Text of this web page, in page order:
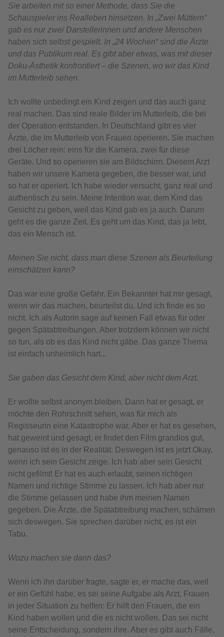
Sie arbeiten mit so einer Methode, dass Sie die
Schauspieler ins Realleben hinsetzen. In „Zwei Müttern“
gab es nur zwei Darstellerinnen und andere Menschen
haben sich selbst gespielt. In „24 Wochen“ sind die Ärzte
und das Publikum real. Es gibt aber etwas, was mit dieser
Doku-Ästhetik konfrontiert – die Szenen, wo wir das Kind
im Mutterleib sehen.
Ich wollte unbedingt ein Kind zeigen und das auch ganz
real machen. Das sind reale Bilder im Mutterleib, die bei
der Operation entstanden. In Deutschland gibt es vier
Ärzte, die im Mutterleib von Frauen operieren. Sie machen
drei Löcher rein: eins für die Kamera, zwei für diese
Geräte. Und so operieren sie am Bildschirm. Diesem Arzt
haben wir unsere Kamera gegeben, die besser war, und
so hat er operiert. Ich habe wieder versucht, ganz real und
authentisch zu sein. Meine Intention war, dem Kind das
Gesicht zu geben, weil das Kind gab es ja auch. Darum
geht es die ganze Zeit. Es geht um das Kind, das ja lebt,
das ein Mensch ist.
Meinen Sie nicht, dass man diese Szenen als Beurteilung
einschätzen kann?
Das war eine große Gefahr. Ein Bekannter hat mir gesagt,
wenn wir das machen, beurteilst du. Und ich finde es so
nicht. Ich als Autorin sage auf keinen Fall etwas für oder
gegen Spätabtreibungen. Aber trotzdem können wir nicht
so tun, als ob es das Kind nicht gäbe. Das ganze Thema
ist einfach unheimlich hart...
Sie gaben das Gesicht dem Kind, aber nicht dem Arzt.
Er wollte selbst anonym bleiben. Dann hat er gesagt, er
möchte den Rohrschnitt sehen, was für mich als
Regisseurin eine Katastrophe war. Aber er hat es gesehen,
hat geweint und gesagt, er findet den Film grandios gut,
genauso ist es in der Realität. Deswegen ist es jetzt Okay,
wenn ich sein Gesicht zeige. Ich hab aber sein Gesicht
nicht gefilmt! Er hat es auch erlaubt, seinen richtigen
Namen und richtige Stimme zu lassen. Ich hab aber nur
die Stimme gelassen und habe ihm meinen Namen
gegeben. Die Ärzte, die Spätabtreibung machen, schämen
sich deswegen. Sie sprechen darüber nicht, es ist ein
Tabu.
Wozu machen sie dann das?
Wenn ich ihn darüber fragte, sagte er, er mache das, weil
er ein Gefühl habe, es sei seine Aufgabe als Arzt, Frauen
in jeder Situation zu helfen: Er hilft den Frauen, die ein
Kind haben wollen und die es nicht wollen. Das sei nicht
seine Entscheidung, sondern ihre. Aber es gibt auch Fälle,